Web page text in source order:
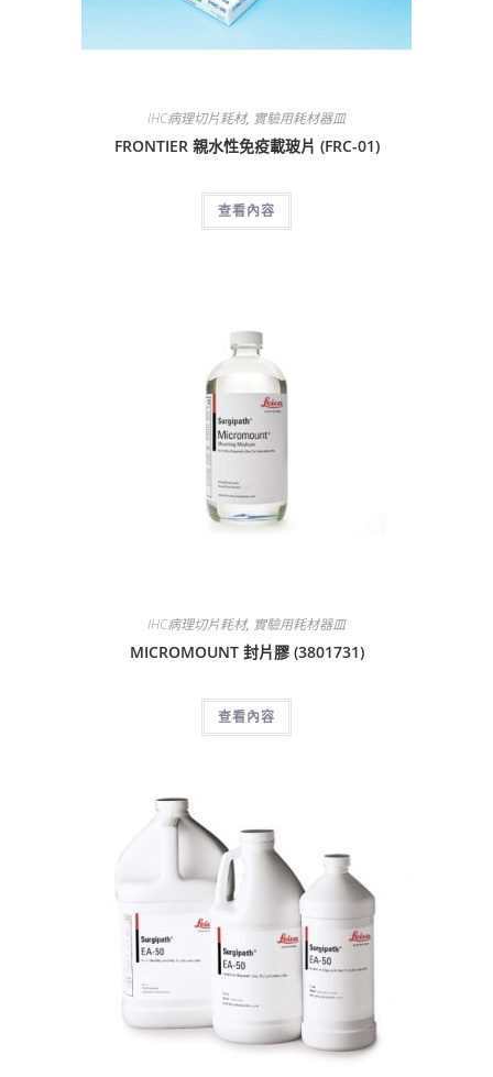
IHC病理切片耗材, 實驗用耗材器皿
FRONTIER 親水性免疫載玻片 (FRC-01)
查看內容
IHC病理切片耗材, 實驗用耗材器皿
MICROMOUNT 封片膠 (3801731)
查看內容